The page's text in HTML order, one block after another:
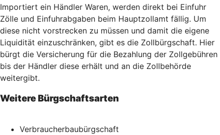
Importiert ein Händler Waren, werden direkt bei Einfuhr
Zölle und Einfuhrabgaben beim Hauptzollamt fällig. Um
diese nicht vorstrecken zu müssen und damit die eigene
Liquidität einzuschränken, gibt es die Zollbürgschaft. Hier
bürgt die Versicherung für die Bezahlung der Zollgebühren
bis der Händler diese erhält und an die Zollbehörde
weitergibt.
Weitere Bürgschaftsarten
Verbraucherbaubürgschaft